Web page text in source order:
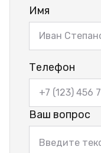
Имя
Телефон
Ваш вопрос